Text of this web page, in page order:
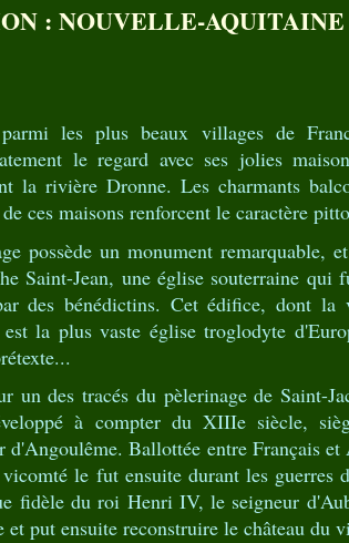
: NOUVELLE-AQUITAINE
les plus beaux villages de
le regard avec ses jolies
la rivière Dronne. Les charmants
ces maisons renforcent le caractère
possède un monument remarquable,
Saint-Jean, une église souterraine qui
des bénédictins. Cet édifice, dont la
est la plus vaste église troglodyte
un des tracés du pèlerinage de Saint-
à compter du XIIIe siècle,
d'Angoulême. Ballottée entre Français
le fut ensuite durant les guerres
fidèle du roi Henri IV, le seigneur
et put ensuite reconstruire le château du